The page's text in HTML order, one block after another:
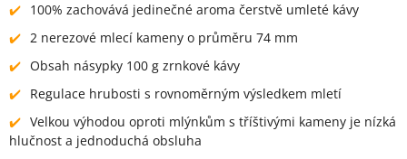
100% zachovává jedinečné aroma čerstvě umleté kávy
2 nerezové mlecí kameny o průměru 74 mm
Obsah násypky 100 g zrnkové kávy
Regulace hrubosti s rovnoměrným výsledkem mletí
Velkou výhodou oproti mlýnkům s tříštivými kameny je nízká
hlučnost a jednoduchá obsluha